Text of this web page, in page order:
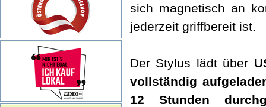
sich magnetisch an
jederzeit griffbereit ist.
Der Stylus lädt über
vollständig
12 Stunden